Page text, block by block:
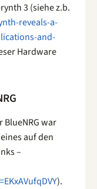
3 (siehe z.b.
reveals-a-
and-
Hardware
war
auf den
–
).